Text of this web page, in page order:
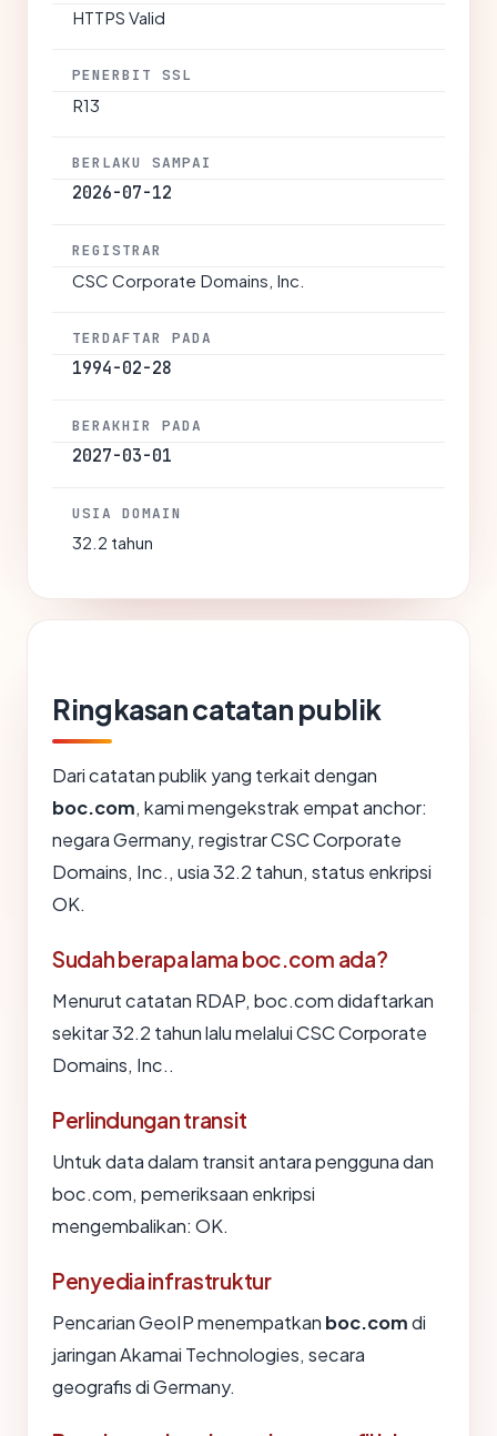
HTTPS Valid
PENERBIT SSL
R13
BERLAKU SAMPAI
2026-07-12
REGISTRAR
CSC Corporate Domains, Inc.
TERDAFTAR PADA
1994-02-28
BERAKHIR PADA
2027-03-01
USIA DOMAIN
32.2 tahun
Ringkasan catatan publik
Dari catatan publik yang terkait dengan
boc.com, kami mengekstrak empat anchor:
negara Germany, registrar CSC Corporate
Domains, Inc., usia 32.2 tahun, status enkripsi
OK.
Sudah berapa lama boc.com ada?
Menurut catatan RDAP, boc.com didaftarkan
sekitar 32.2 tahun lalu melalui CSC Corporate
Domains, Inc..
Perlindungan transit
Untuk data dalam transit antara pengguna dan
boc.com, pemeriksaan enkripsi
mengembalikan: OK.
Penyedia infrastruktur
Pencarian GeoIP menempatkan boc.comdi
jaringan Akamai Technologies, secara
geografis di Germany.